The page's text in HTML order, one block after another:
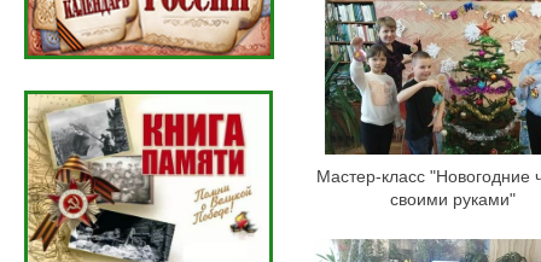
Мастер-класс "Новогодние
своими руками"